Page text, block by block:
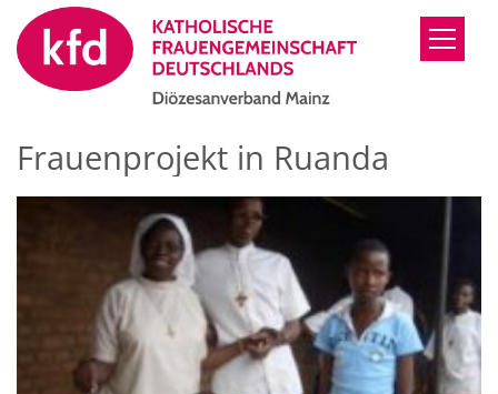
Zum Inhalt springen
Frauenprojekt in Ruanda